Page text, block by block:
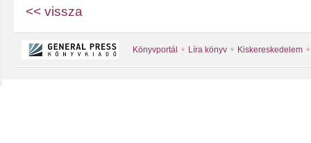
<< vissza
Könyvportál Líra könyv Kiskereskedelem